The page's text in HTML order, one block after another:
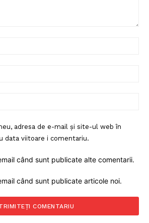
HOUSE ROMÂNIA
adresa de e-mail și site-ul web în
data viitoare i comentariu.
când sunt publicate alte comentarii.
când sunt publicate articole noi.